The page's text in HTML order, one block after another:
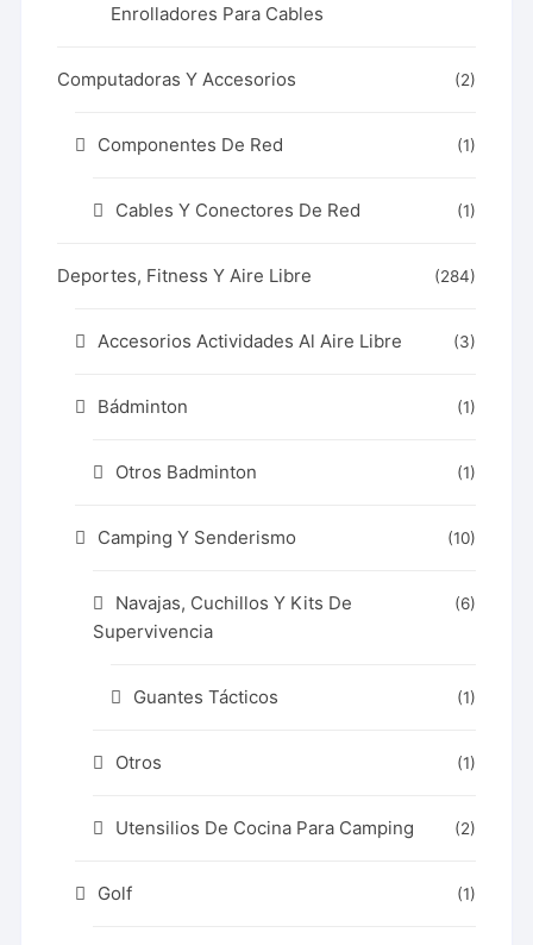
Enrolladores Para Cables
Computadoras Y Accesorios (2)
Componentes De Red (1)
Cables Y Conectores De Red (1)
Deportes, Fitness Y Aire Libre (284)
Accesorios Actividades Al Aire Libre (3)
Bádminton (1)
Otros Badminton (1)
Camping Y Senderismo (10)
Navajas, Cuchillos Y Kits De
Supervivencia
(6)
Guantes Tácticos (1)
Otros (1)
Utensilios De Cocina Para Camping (2)
Golf (1)